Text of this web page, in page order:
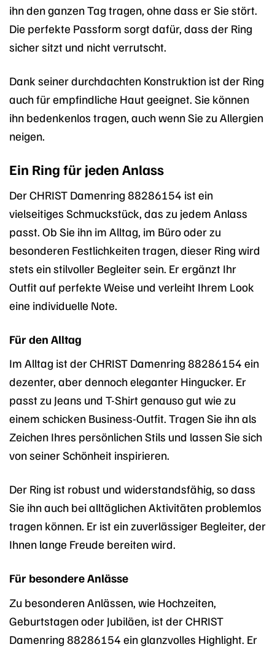
ihn den ganzen Tag tragen, ohne dass er Sie stört.
Die perfekte Passform sorgt dafür, dass der Ring
sicher sitzt und nicht verrutscht.
Dank seiner durchdachten Konstruktion ist der Ring
auch für empfindliche Haut geeignet. Sie können
ihn bedenkenlos tragen, auch wenn Sie zu Allergien
neigen.
Ein Ring für jeden Anlass
Der CHRIST Damenring 88286154 ist ein
vielseitiges Schmuckstück, das zu jedem Anlass
passt. Ob Sie ihn im Alltag, im Büro oder zu
besonderen Festlichkeiten tragen, dieser Ring wird
stets ein stilvoller Begleiter sein. Er ergänzt Ihr
Outfit auf perfekte Weise und verleiht Ihrem Look
eine individuelle Note.
Für den Alltag
Im Alltag ist der CHRIST Damenring 88286154 ein
dezenter, aber dennoch eleganter Hingucker. Er
passt zu Jeans und T-Shirt genauso gut wie zu
einem schicken Business-Outfit. Tragen Sie ihn als
Zeichen Ihres persönlichen Stils und lassen Sie sich
von seiner Schönheit inspirieren.
Der Ring ist robust und widerstandsfähig, so dass
Sie ihn auch bei alltäglichen Aktivitäten problemlos
tragen können. Er ist ein zuverlässiger Begleiter, der
Ihnen lange Freude bereiten wird.
Für besondere Anlässe
Zu besonderen Anlässen, wie Hochzeiten,
Geburtstagen oder Jubiläen, ist der CHRIST
Damenring 88286154 ein glanzvolles Highlight. Er